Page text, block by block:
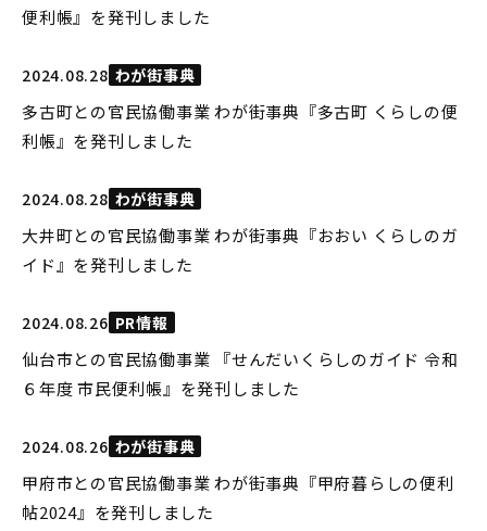
便利帳』を発刊しました
2024.08.28 わが街事典
多古町との官民協働事業 わが街事典『多古町 くらしの便
利帳』を発刊しました
2024.08.28 わが街事典
大井町との官民協働事業 わが街事典『おおい くらしのガ
イド』を発刊しました
2024.08.26 PR情報
仙台市との官民協働事業 『せんだいくらしのガイド 令和
６年度 市民便利帳』を発刊しました
2024.08.26 わが街事典
甲府市との官民協働事業 わが街事典『甲府暮らしの便利
帖2024』を発刊しました